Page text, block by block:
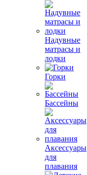
Надувные
матрасы и
лодки
Горки
Бассейны
Аксессуары
для
плавания